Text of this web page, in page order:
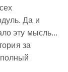
Да и
эту мысль...
за
полный